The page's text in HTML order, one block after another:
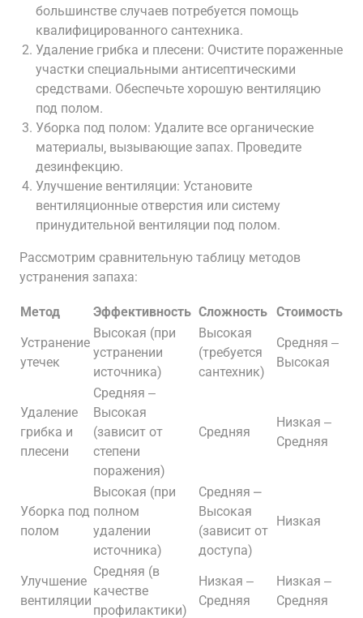
большинстве случаев потребуется помощь
квалифицированного сантехника.
Удаление грибка и плесени: Очистите пораженные
участки специальными антисептическими
средствами. Обеспечьте хорошую вентиляцию
под полом.
Уборка под полом: Удалите все органические
материалы‚ вызывающие запах. Проведите
дезинфекцию.
Улучшение вентиляции: Установите
вентиляционные отверстия или систему
принудительной вентиляции под полом.
Рассмотрим сравнительную таблицу методов
устранения запаха:
Метод Эффективность Сложность Стоимость
Устранение
утечек
Высокая (при
устранении
источника)
Высокая
(требуется
сантехник)
Средняя ‒
Высокая
Удаление
грибка и
плесени
Средняя ‒
Высокая
(зависит от
степени
поражения)
Средняя
Низкая ‒
Средняя
Уборка под
полом
Высокая (при
полном
удалении
источника)
Средняя ⎼
Высокая
(зависит от
доступа)
Низкая
Улучшение
вентиляции
Средняя (в
качестве
профилактики)
Низкая ‒
Средняя
Низкая ‒
Средняя